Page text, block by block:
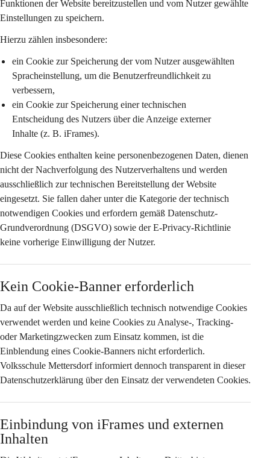
Funktionen der Website bereitzustellen und vom Nutzer gewählte
Einstellungen zu speichern.
Hierzu zählen insbesondere:
ein Cookie zur Speicherung der vom Nutzer ausgewählten
Spracheinstellung, um die Benutzerfreundlichkeit zu
verbessern,
ein Cookie zur Speicherung einer technischen
Entscheidung des Nutzers über die Anzeige externer
Inhalte (z. B. iFrames).
Diese Cookies enthalten keine personenbezogenen Daten, dienen
nicht der Nachverfolgung des Nutzerverhaltens und werden
ausschließlich zur technischen Bereitstellung der Website
eingesetzt. Sie fallen daher unter die Kategorie der technisch
notwendigen Cookies und erfordern gemäß Datenschutz-
Grundverordnung (DSGVO) sowie der E-Privacy-Richtlinie
keine vorherige Einwilligung der Nutzer.
Kein Cookie-Banner erforderlich
Da auf der Website ausschließlich technisch notwendige Cookies
verwendet werden und keine Cookies zu Analyse-, Tracking-
oder Marketingzwecken zum Einsatz kommen, ist die
Einblendung eines Cookie-Banners nicht erforderlich.
Volksschule Mettersdorf informiert dennoch transparent in dieser
Datenschutzerklärung über den Einsatz der verwendeten Cookies.
Einbindung von iFrames und externen
Inhalten